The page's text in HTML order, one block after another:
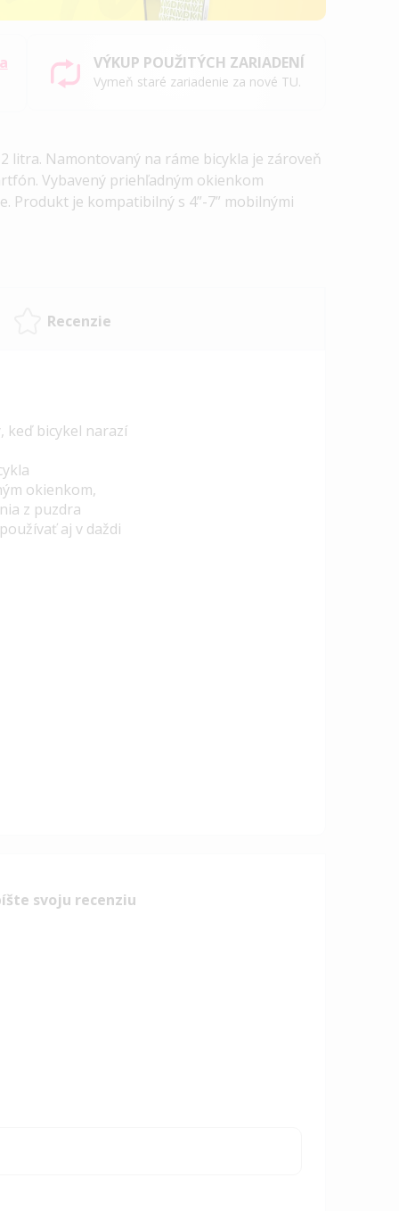
VÝKUP POUŽITÝCH ZARIADENÍ
Vymeň staré zariadenie za nové TU.
litra. Namontovaný na ráme bicykla je zároveň
Vybavený priehľadným okienkom
Produkt je kompatibilný s 4”-7” mobilnými
Recenzie
keď bicykel narazí
okienkom,
z puzdra
aj v daždi
svoju recenziu